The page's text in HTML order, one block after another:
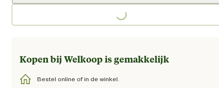
Loading...
Kopen bij Welkoop is gemakkelijk
Bestel online of in de winkel.